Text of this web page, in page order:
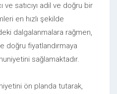
ve satıcıyı adil ve doğru bir
en hızlı şekilde
dalgalanmalara rağmen,
doğru fiyatlandırmaya
sağlamaktadır.
ön planda tutarak,